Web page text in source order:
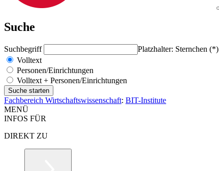
Suche
Suchbegriff
Platzhalter: Sternchen (*)
Volltext
Personen/Einrichtungen
Volltext + Personen/Einrichtungen
Fachbereich Wirtschaftswissenschaft: BIT-Institute
MENÜ
INFOS FÜR
DIREKT ZU